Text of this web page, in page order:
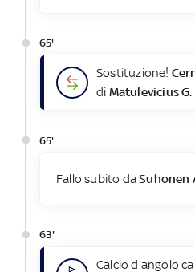
65'
Sostituzione!
di Matulevicius G.
65'
Fallo subito daSuhonen
63'
Calcio d'angolo